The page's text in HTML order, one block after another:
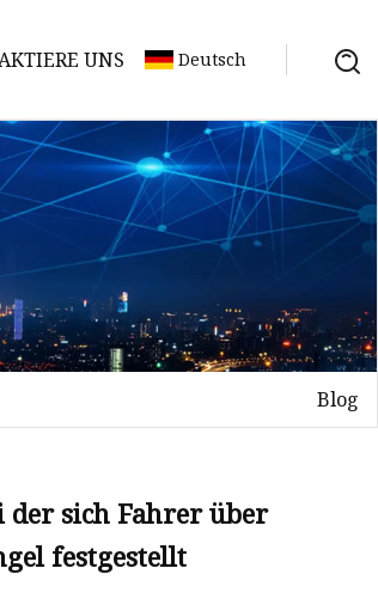
UNS Deutsch
Blog
der sich Fahrer über
festgestellt